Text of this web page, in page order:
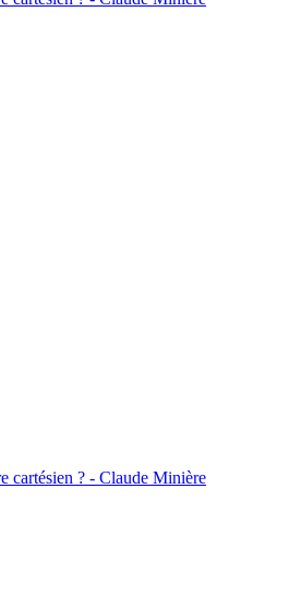
cartésien ? - Claude Minière